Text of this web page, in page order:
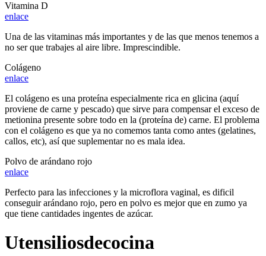
Vitamina D
enlace
Una de las vitaminas más importantes y de las que menos tenemos a
no ser que trabajes al aire libre. Imprescindible.
Colágeno
enlace
El colágeno es una proteína especialmente rica en glicina (aquí
proviene de carne y pescado) que sirve para compensar el exceso de
metionina presente sobre todo en la (proteína de) carne. El problema
con el colágeno es que ya no comemos tanta como antes (gelatines,
callos, etc), así que suplementar no es mala idea.
Polvo de arándano rojo
enlace
Perfecto para las infecciones y la microflora vaginal, es dificil
conseguir arándano rojo, pero en polvo es mejor que en zumo ya
que tiene cantidades ingentes de azúcar.
Utensiliosdecocina